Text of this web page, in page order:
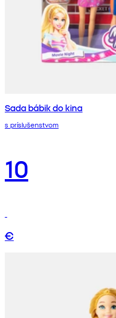
Sada bábik do kina
s príslušenstvom
10
€